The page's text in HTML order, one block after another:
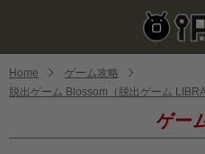
Home
ゲーム攻略
脱出ゲーム Blossom（脱出ゲーム
ゲー